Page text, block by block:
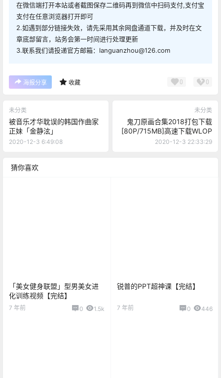
在微信端打开本站或者截图保存二维码再到微信中扫码支付,支付宝
支付在任意浏览器打开即可
2.如遇到部分链接失效，请先采用其余网盘通道下载，并及时在文
章底部留言，站务会第一时间进行处理更新
3.联系我们请投递官方邮箱：languanzhou@126.com
海报分享 收藏 0 0
未分类
被音乐才华耽误的韩国作曲家
正妹「金静泫」
2020-12-3 6:49:08
未分类
鬼刀原画合集2018打包下载
[80P/715MB]高速下载WLOP
2020-12-3 22:33:29
猜你喜欢
「美女健身联盟」型男美女进
化训练视频【完结】
7 年前 0 1.5k
锐普的PPT超神课【完结】
7 年前 0 446